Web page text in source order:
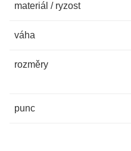
materiál / ryzost
váha
rozměry
punc